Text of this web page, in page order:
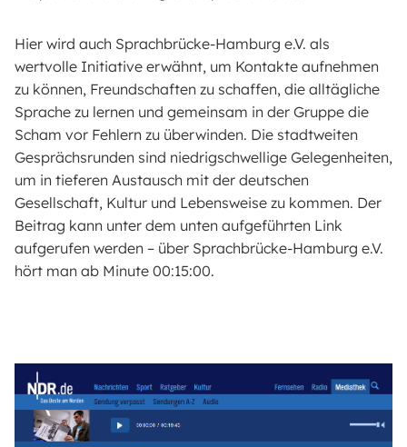
Hier wird auch Sprachbrücke-Hamburg e.V. als
wertvolle Initiative erwähnt, um Kontakte aufnehmen
zu können, Freundschaften zu schaffen, die alltägliche
Sprache zu lernen und gemeinsam in der Gruppe die
Scham vor Fehlern zu überwinden. Die stadtweiten
Gesprächsrunden sind niedrigschwellige Gelegenheiten,
um in tieferen Austausch mit der deutschen
Gesellschaft, Kultur und Lebensweise zu kommen. Der
Beitrag kann unter dem unten aufgeführten Link
aufgerufen werden – über Sprachbrücke-Hamburg e.V.
hört man ab Minute 00:15:00.